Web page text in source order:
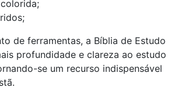
de ferramentas, a Bíblia de Estudo
profundidade e clareza ao estudo
se um recurso indispensável